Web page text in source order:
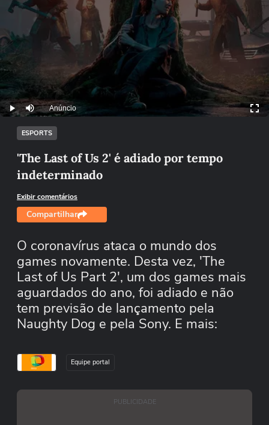
Play Mutar Anúncio
ESPORTS
'The Last of Us 2' é adiado por tempo
indeterminado
Exibir comentários
Compartilhar
O coronavírus ataca o mundo dos
games novamente. Desta vez, 'The
Last of Us Part 2', um dos games mais
aguardados do ano, foi adiado e não
tem previsão de lançamento pela
Naughty Dog e pela Sony. E mais:
terror que faça você borrar as calças!
Credo!
Equipe portal
PUBLICIDADE